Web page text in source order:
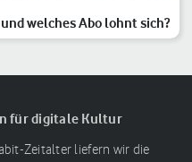
welches Abo lohnt sich?
für digitale Kultur
Zeitalter liefern wir die